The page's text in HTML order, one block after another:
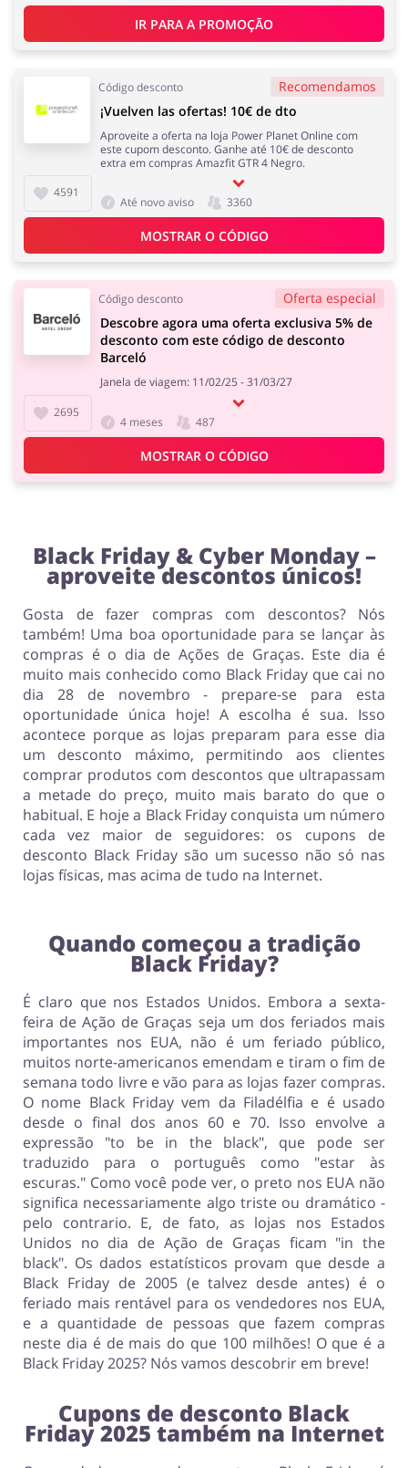
IR PARA A PROMOÇÃO
Código desconto Recomendamos
4591
¡Vuelven las ofertas! 10€ de dto
Aproveite a oferta na loja Power Planet Online com
este cupom desconto. Ganhe até 10€ de desconto
extra em compras Amazfit GTR 4 Negro.
Até novo aviso 3360
MOSTRAR O CÓDIGO
Código desconto Oferta especial
2695
Descobre agora uma oferta exclusiva 5% de
desconto com este código de desconto
Barceló
Janela de viagem: 11/02/25 - 31/03/27
4 meses 487
MOSTRAR O CÓDIGO
Black Friday & Cyber Monday –
aproveite descontos únicos!
Gosta de fazer compras com descontos? Nós
também! Uma boa oportunidade para se lançar às
compras é o dia de Ações de Graças. Este dia é
muito mais conhecido como Black Friday que cai no
dia 28 de novembro - prepare-se para esta
oportunidade única hoje! A escolha é sua. Isso
acontece porque as lojas preparam para esse dia
um desconto máximo, permitindo aos clientes
comprar produtos com descontos que ultrapassam
a metade do preço, muito mais barato do que o
habitual. E hoje a Black Friday conquista um número
cada vez maior de seguidores: os cupons de
desconto Black Friday são um sucesso não só nas
lojas físicas, mas acima de tudo na Internet.
Quando começou a tradição
Black Friday?
É claro que nos Estados Unidos. Embora a sexta-
feira de Ação de Graças seja um dos feriados mais
importantes nos EUA, não é um feriado público,
muitos norte-americanos emendam e tiram o fim de
semana todo livre e vão para as lojas fazer compras.
O nome Black Friday vem da Filadélfia e é usado
desde o final dos anos 60 e 70. Isso envolve a
expressão "to be in the black", que pode ser
traduzido para o português como "estar às
escuras." Como você pode ver, o preto nos EUA não
significa necessariamente algo triste ou dramático -
pelo contrario. E, de fato, as lojas nos Estados
Unidos no dia de Ação de Graças ficam "in the
black". Os dados estatísticos provam que desde a
Black Friday de 2005 (e talvez desde antes) é o
feriado mais rentável para os vendedores nos EUA,
e a quantidade de pessoas que fazem compras
neste dia é de mais do que 100 milhões! O que é a
Black Friday 2025? Nós vamos descobrir em breve!
Cupons de desconto Black
Friday 2025 também na Internet